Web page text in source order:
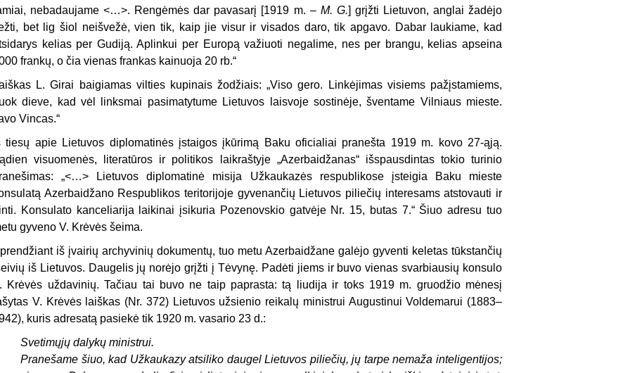
nebadaujame <…>. Rengėmės dar pavasarį [1919 m. – M. G.] grįžti Lietuvon, anglai žadėjo
bet lig šiol neišvežė, vien tik, kaip jie visur ir visados daro, tik apgavo. Dabar laukiame, kad
kelias per Gudiją. Aplinkui per Europą važiuoti negalime, nes per brangu, kelias apseina
frankų, o čia vienas frankas kainuoja 20 rb.“
L. Girai baigiamas vilties kupinais žodžiais: „Viso gero. Linkėjimas visiems pažįstamiems,
dieve, kad vėl linksmai pasimatytume Lietuvos laisvoje sostinėje, šventame Vilniaus mieste.
Vincas.“
tiesų apie Lietuvos diplomatinės įstaigos įkūrimą Baku oficialiai pranešta 1919 m. kovo 27-ąją.
visuomenės, literatūros ir politikos laikraštyje „Azerbaidžanas“ išspausdintas tokio turinio
„<…> Lietuvos diplomatinė misija Užkaukazės respublikose įsteigia Baku mieste
Azerbaidžano Respublikos teritorijoje gyvenančių Lietuvos piliečių interesams atstovauti ir
Konsulato kanceliarija laikinai įsikuria Pozenovskio gatvėje Nr. 15, butas 7.“ Šiuo adresu tuo
gyveno V. Krėvės šeima.
iš įvairių archyvinių dokumentų, tuo metu Azerbaidžane galėjo gyventi keletas tūkstančių
iš Lietuvos. Daugelis jų norėjo grįžti į Tėvynę. Padėti jiems ir buvo vienas svarbiausių konsulo
Krėvės uždavinių. Tačiau tai buvo ne taip paprasta: tą liudija ir toks 1919 m. gruodžio mėnesį
V. Krėvės laiškas (Nr. 372) Lietuvos užsienio reikalų ministrui Augustinui Voldemarui (1883–
kuris adresatą pasiekė tik 1920 m. vasario 23 d.:
Svetimųjų dalykų ministrui.
Pranešame šiuo, kad Užkaukazy atsiliko daugel Lietuvos piliečių, jų tarpe nemaža inteligentijos;